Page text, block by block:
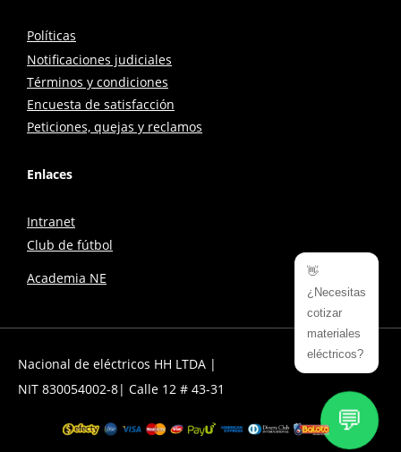
Políticas
Notificaciones judiciales
Términos y condiciones
Encuesta de satisfacción
Peticiones, quejas y reclamos
Enlaces
Intranet
Club de fútbol
Academia NE
👋
¿Necesitas
cotizar
materiales
eléctricos?
💬
Nacional de eléctricos HH LTDA |
NIT 830054002-8| Calle 12 # 43-31